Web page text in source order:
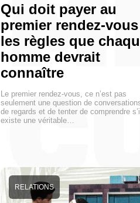
Qui doit payer au
premier rendez-
les règles que
homme devrait
connaître
Le premier rendez-vous, ce n’est pas
seulement une question de
de regards et de tenter de comprendre
existe une véritable…
RELATIONS